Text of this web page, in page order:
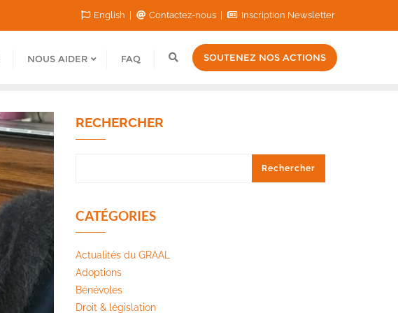
English Contactez-nous Inscription Newsletter
NOUS AIDER FAQ SOUTENEZ NOS ACTIONS
RECHERCHER
Rechercher
CATÉGORIES
Actualités du GRAAL
Adoptions
Bénévoles
Droit & législation